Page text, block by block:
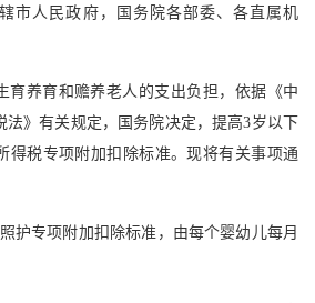
市人民政府，国务院各部委、各直属机
育养育和赡养老人的支出负担，依据《中
法》有关规定，国务院决定，提高3岁以下
得税专项附加扣除标准。现将有关事项通
护专项附加扣除标准，由每个婴幼儿每月